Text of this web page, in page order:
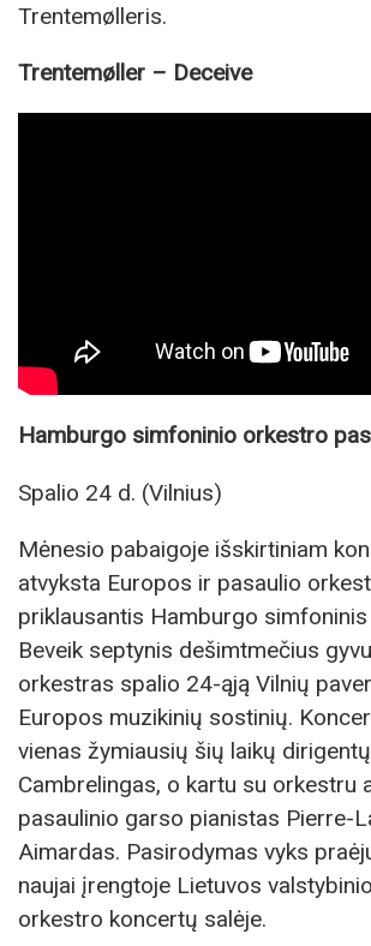
Trentemølleris.
Trentemøller – Deceive
Hamburgo simfoninio orkestro
Spalio 24 d. (Vilnius)
Mėnesio pabaigoje išskirtiniam
atvyksta Europos ir pasaulio
priklausantis Hamburgo
Beveik septynis dešimtmečius
orkestras spalio 24-ąją Vilnių
Europos muzikinių sostinių.
vienas žymiausių šių laikų
Cambrelingas, o kartu su orkestru
pasaulinio garso pianistas Pierre-
Aimardas. Pasirodymas vyks
naujai įrengtoje Lietuvos
orkestro koncertų salėje.